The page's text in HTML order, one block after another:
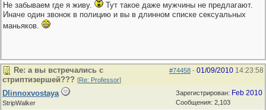
Не забываем где я живу.
Тут такое даже мужчины не предлагают.
Иначе один звонок в полицию и вы в длинном списке сексуальных
маньяков.
#74458 - 01/09/2010 14:23:58
Re: а вы встречались с
стриптизершей??? [Re: Professor]
Зарегистрирован: Feb 2010
Сообщения: 2,103
Dlinnoxvostaya
StripWalker